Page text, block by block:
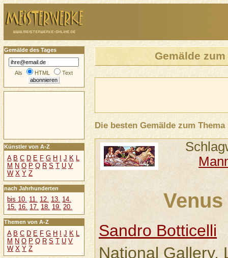
Gemälde
Die besten Gemälde zum Thema
Sandro Botticelli
National Gallery,
Gemälde des Tages
Als HTML Text
Künstler von A-Z
A B C D E F G H J K L
M N O P Q R S T U V
W X Y Z
nach Jahrhunderten
bis 10. 11. 12. 13. 14.
15. 16. 17. 18. 19. 20.
Themen von A-Z
A B C D E F G H I J K L
M N O P Q R S T U V
W X Y Z